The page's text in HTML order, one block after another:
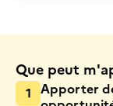
Que peut
1 Apporter